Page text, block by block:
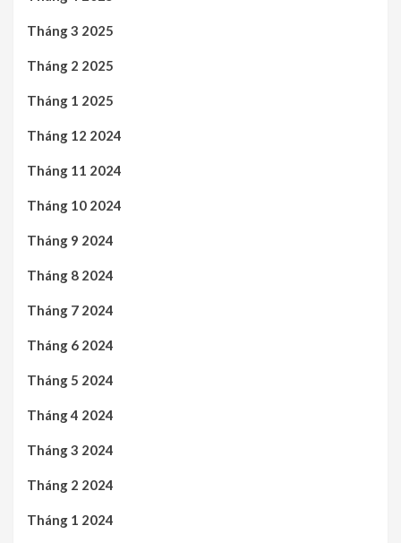
Tháng 3 2025
Tháng 2 2025
Tháng 1 2025
Tháng 12 2024
Tháng 11 2024
Tháng 10 2024
Tháng 9 2024
Tháng 8 2024
Tháng 7 2024
Tháng 6 2024
Tháng 5 2024
Tháng 4 2024
Tháng 3 2024
Tháng 2 2024
Tháng 1 2024